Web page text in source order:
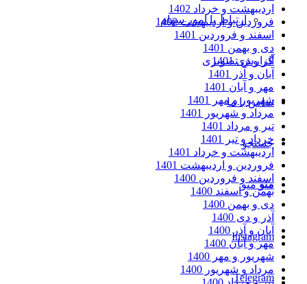
ارتباط با امور سهام
گزارش تصویری
تماس با ما
جستجو
منو منو
Instagram
Telegram
اردیبهشت و خرداد 1402
فروردین و اردیبهشت 1402
اسفند و فروردین 1401
دی و بهمن 1401
آذر و دی 1401
آبان و آذر 1401
مهر و آبان 1401
شهریور و مهر 1401
مرداد و شهریور 1401
تیر و مرداد 1401
خرداد و تیر 1401
اردیبهشت و خرداد 1401
فروردین و اردیبهشت 1401
اسفند و فروردین 1400
بهمن و اسفند 1400
دی و بهمن 1400
آذر و دی 1400
آبان و آذر 1400
مهر و آبان 1400
شهریور و مهر 1400
مرداد و شهریور 1400